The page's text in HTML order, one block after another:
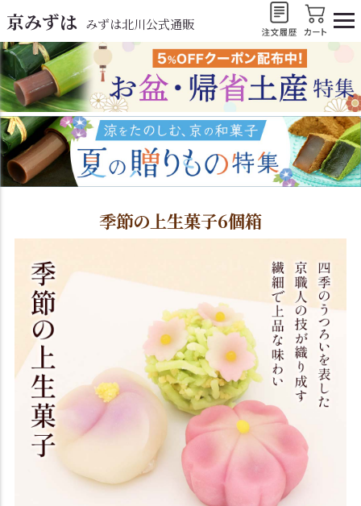
京みずは みずは北川公式通販
季節の上生菓子6個箱